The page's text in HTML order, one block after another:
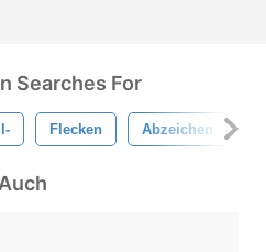
Searches For
Flecken Abzeichen